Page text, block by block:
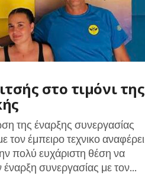
στο τιμόνι της
της έναρξης συνεργασίας
τον έμπειρο τεχνικο αναφέρει
πολύ ευχάριστη θέση να
συνεργασίας με τον...